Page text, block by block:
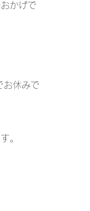
かげで
お休みで
。